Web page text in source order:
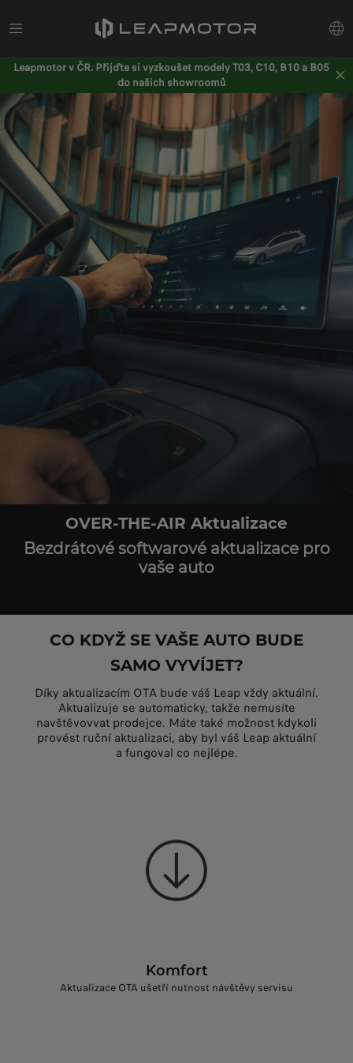
Leapmotor v ČR. Přijďte si vyzkoušet modely T03, C10, B10 a B05
do našich showroomů
OVER-THE-AIR Aktualizace
Bezdrátové softwarové aktualizace pro
vaše auto
CO KDYŽ SE VAŠE AUTO BUDE
SAMO VYVÍJET?
Díky aktualizacím OTA bude váš Leap vždy aktuální.
Aktualizuje se automaticky, takže nemusíte
navštěvovvat prodejce. Máte také možnost kdykoli
provést ruční aktualizaci, aby byl váš Leap aktuální
a fungoval co nejlépe.
Komfort
Aktualizace OTA ušetří nutnost návštěvy servisu